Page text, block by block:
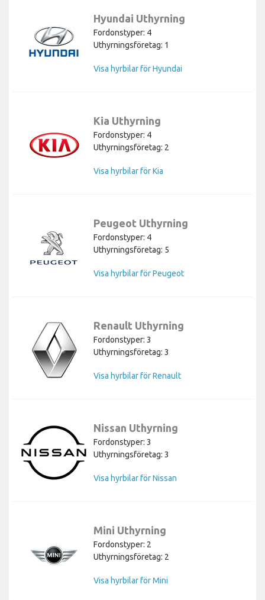
Hyundai Uthyrning
Fordonstyper: 4
Uthyrningsföretag: 1
Visa hyrbilar för Hyundai
Kia Uthyrning
Fordonstyper: 4
Uthyrningsföretag: 2
Visa hyrbilar för Kia
Peugeot Uthyrning
Fordonstyper: 4
Uthyrningsföretag: 5
Visa hyrbilar för Peugeot
Renault Uthyrning
Fordonstyper: 3
Uthyrningsföretag: 3
Visa hyrbilar för Renault
Nissan Uthyrning
Fordonstyper: 3
Uthyrningsföretag: 3
Visa hyrbilar för Nissan
Mini Uthyrning
Fordonstyper: 2
Uthyrningsföretag: 2
Visa hyrbilar för Mini